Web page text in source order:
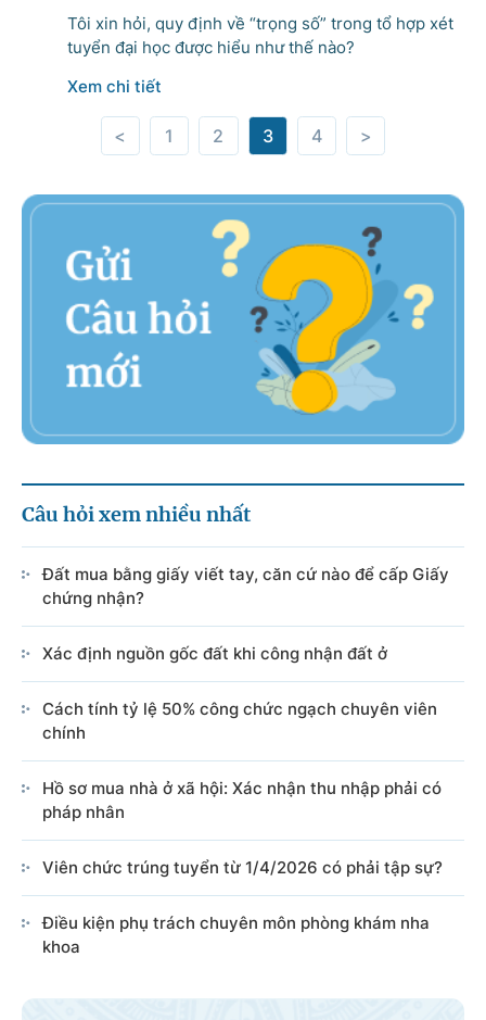
Tôi xin hỏi, quy định về “trọng số” trong tổ hợp xét
tuyển đại học được hiểu như thế nào?
Xem chi tiết
< 1 2 3 4 >
Câu hỏi xem nhiều nhất
Đất mua bằng giấy viết tay, căn cứ nào để cấp Giấy
chứng nhận?
Xác định nguồn gốc đất khi công nhận đất ở
Cách tính tỷ lệ 50% công chức ngạch chuyên viên
chính
Hồ sơ mua nhà ở xã hội: Xác nhận thu nhập phải có
pháp nhân
Viên chức trúng tuyển từ 1/4/2026 có phải tập sự?
Điều kiện phụ trách chuyên môn phòng khám nha
khoa